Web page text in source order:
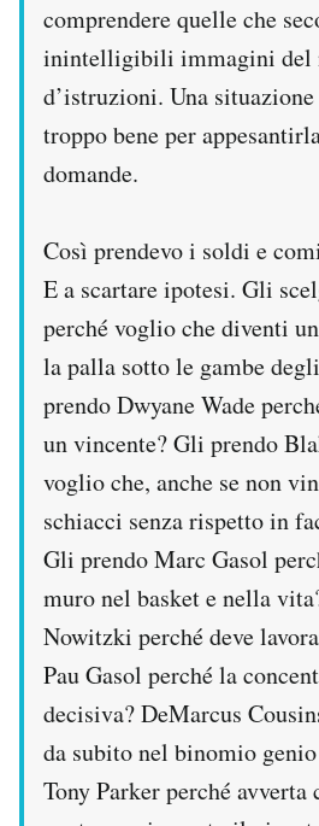
comprendere quelle che
inintelligibili immagini del
d’istruzioni. Una
troppo bene per
domande.
Così prendevo i soldi e
E a scartare ipotesi. Gli
perché voglio che diventi
la palla sotto le gambe
prendo Dwyane Wade
un vincente? Gli prendo
voglio che, anche se non
schiacci senza rispetto in
Gli prendo Marc Gasol
muro nel basket e nella
Nowitzki perché deve
Pau Gasol perché la
decisiva? DeMarcus
da subito nel binomio
Tony Parker perché